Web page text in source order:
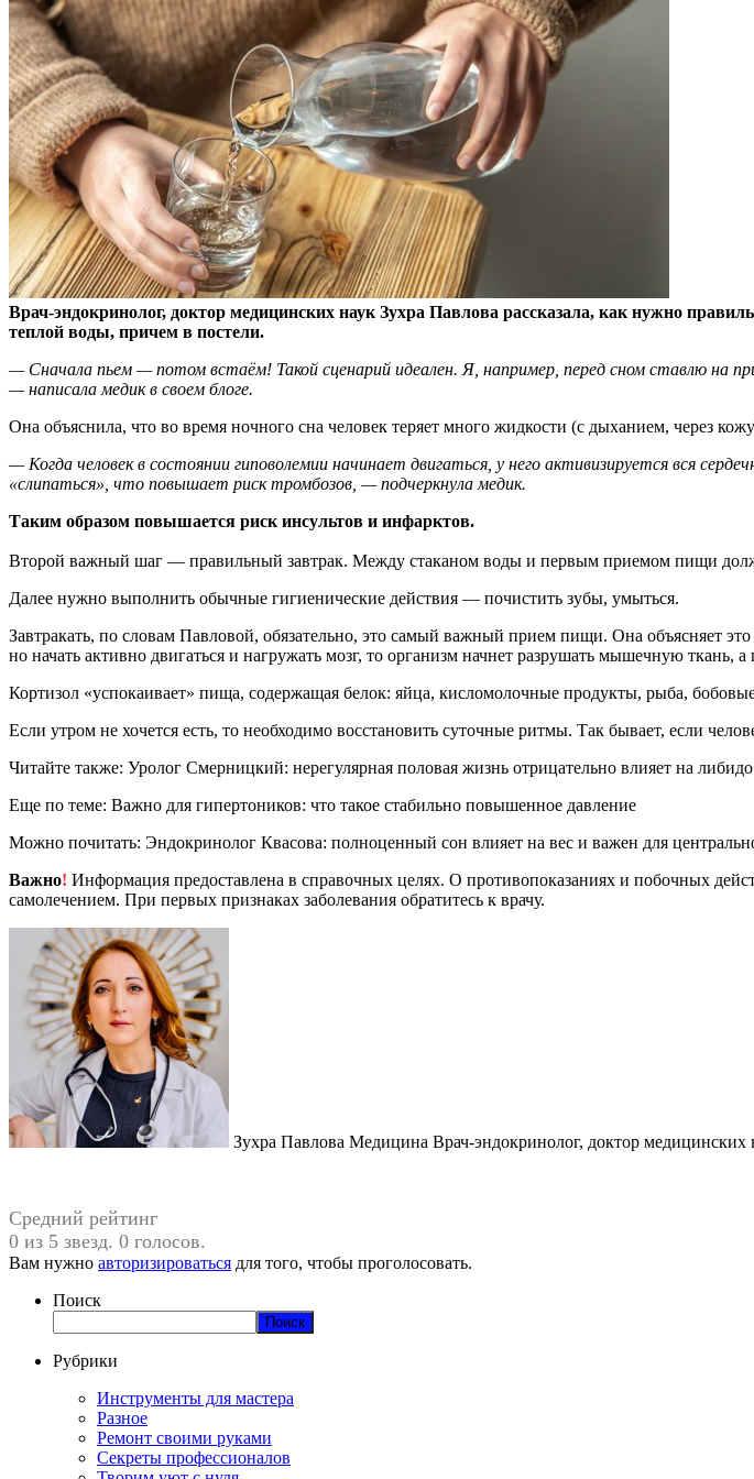
Врач-эндокринолог, доктор медицинских наук Зухра Павлова рассказала, как нужно
теплой воды, причем в постели.
— Сначала пьем — потом встаём! Такой сценарий идеален. Я, например, перед сном ставлю на
— написала медик в своем блоге.
Она объяснила, что во время ночного сна человек теряет много жидкости (с дыханием, через
— Когда человек в состоянии гиповолемии начинает двигаться, у него активизируется вся
«слипаться», что повышает риск тромбозов, — подчеркнула медик.
Таким образом повышается риск инсультов и инфарктов.
Второй важный шаг — правильный завтрак. Между стаканом воды и первым приемом пищи
Далее нужно выполнить обычные гигиенические действия — почистить зубы, умыться.
Завтракать, по словам Павловой, обязательно, это самый важный прием пищи. Она объясняет
но начать активно двигаться и нагружать мозг, то организм начнет разрушать мышечную ткань,
Кортизол «успокаивает» пища, содержащая белок: яйца, кисломолочные продукты, рыба,
Если утром не хочется есть, то необходимо восстановить суточные ритмы. Так бывает, если
Читайте также: Уролог Смерницкий: нерегулярная половая жизнь отрицательно влияет на либидо
Еще по теме: Важно для гипертоников: что такое стабильно повышенное давление
Можно почитать: Эндокринолог Квасова: полноценный сон влияет на вес и важен для
Важно! Информация предоставлена в справочных целях. О противопоказаниях и побочных
самолечением. При первых признаках заболевания обратитесь к врачу.
Зухра Павлова Медицина Врач-эндокринолог, доктор медицинских
Средний рейтинг
0 из 5 звезд. 0 голосов.
Вам нужно авторизироваться для того, чтобы проголосовать.
Поиск
Поиск
Рубрики
Инструменты для мастера
Разное
Ремонт своими руками
Секреты профессионалов